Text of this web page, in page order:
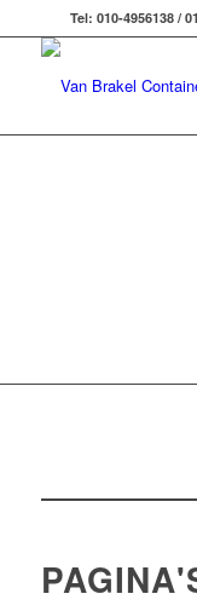
Tel: 010-4956138 /